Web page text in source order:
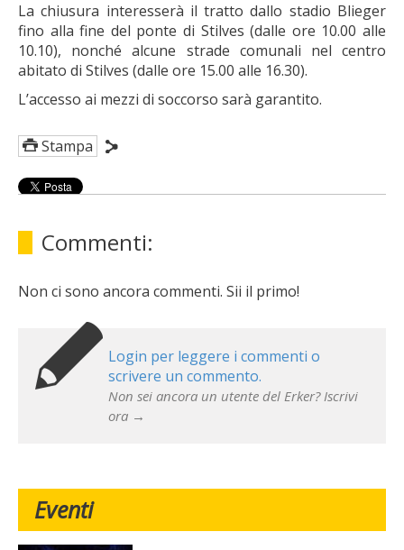
La chiusura interesserà il tratto dallo stadio Blieger
fino alla fine del ponte di Stilves (dalle ore 10.00 alle
10.10), nonché alcune strade comunali nel centro
abitato di Stilves (dalle ore 15.00 alle 16.30).
L’accesso ai mezzi di soccorso sarà garantito.
Stampa
Commenti:
Non ci sono ancora commenti. Sii il primo!
Login per leggere i commenti o
scrivere un commento.
Non sei ancora un utente del Erker? Iscrivi
ora →
Eventi